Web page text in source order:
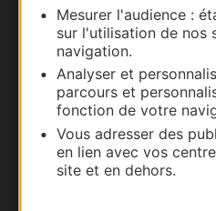
Mesurer l'audience :
sur l'utilisation de nos
navigation.
Analyser et
parcours et
fonction de votre
Vous adresser des
en lien avec vos
site et en dehors.
Nous contacter
Carte interactive
Documentation